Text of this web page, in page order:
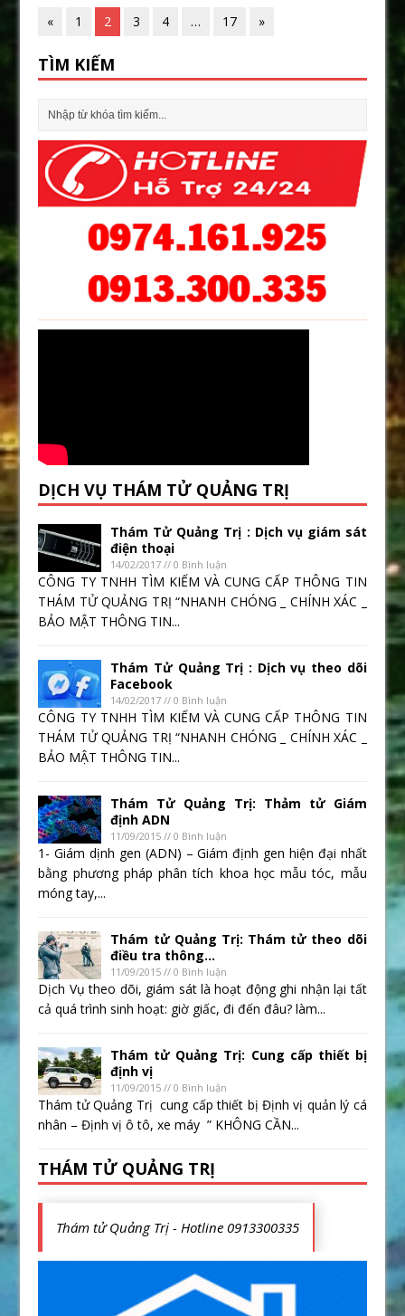
« 1 2 3 4 … 17 »
TÌM KIẾM
DỊCH VỤ THÁM TỬ QUẢNG TRỊ
Thám Tử Quảng Trị : Dịch vụ giám sát
điện thoại
14/02/2017 // 0 Bình luận
CÔNG TY TNHH TÌM KIẾM VÀ CUNG CẤP THÔNG TIN
THÁM TỬ QUẢNG TRỊ “NHANH CHÓNG _ CHÍNH XÁC _
BẢO MẬT THÔNG TIN...
Thám Tử Quảng Trị : Dịch vụ theo dõi
Facebook
14/02/2017 // 0 Bình luận
CÔNG TY TNHH TÌM KIẾM VÀ CUNG CẤP THÔNG TIN
THÁM TỬ QUẢNG TRỊ “NHANH CHÓNG _ CHÍNH XÁC _
BẢO MẬT THÔNG TIN...
Thám Tử Quảng Trị: Thảm tử Giám
định ADN
11/09/2015 // 0 Bình luận
1- Giám dịnh gen (ADN) – Giám định gen hiện đại nhất
bằng phương pháp phân tích khoa học mẫu tóc, mẫu
móng tay,...
Thám tử Quảng Trị: Thám tử theo dõi
điều tra thông...
11/09/2015 // 0 Bình luận
Dịch Vụ theo dõi, giám sát là hoạt động ghi nhận lại tất
cả quá trình sinh hoạt: giờ giấc, đi đến đâu? làm...
Thám tử Quảng Trị: Cung cấp thiết bị
định vị
11/09/2015 // 0 Bình luận
Thám tử Quảng Trị cung cấp thiết bị Định vị quản lý cá
nhân – Định vị ô tô, xe máy ” KHÔNG CẦN...
THÁM TỬ QUẢNG TRỊ
Thám tử Quảng Trị - Hotline 0913300335